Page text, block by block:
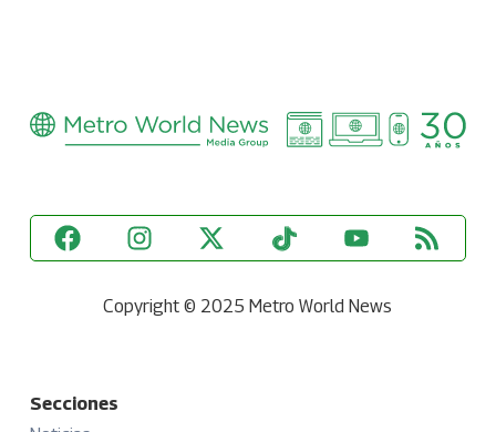
Copyright © 2025 Metro World News
Secciones